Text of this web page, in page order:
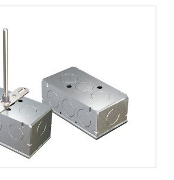
cảm biến
thiết bị điều khiển
pháp quản lý cho toà nhà (BMS)